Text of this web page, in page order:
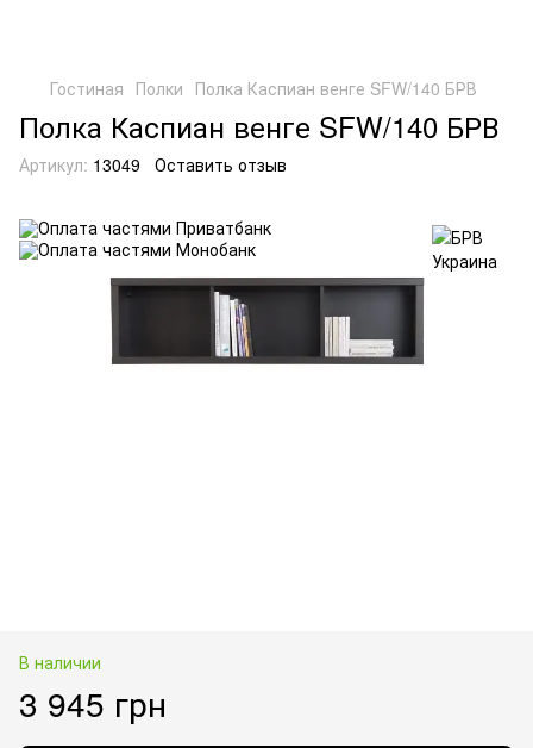
Гостиная Полки Полка Каспиан венге SFW/140 БРВ
Полка Каспиан венге SFW/140 БРВ
Артикул: 13049 Оставить отзыв
В наличии
3 945 грн